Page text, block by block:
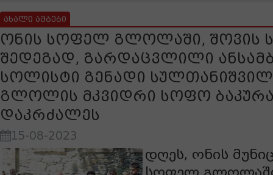
ახალი ამბები
ონის სოფელ გლოლაში, შოვის
შედეგად, გარდაცვლილი
სოლისტი გენადი
გლოლის მკვიდრი სოფო
დაკრძალეს
15-08-2023
დღეს, ონის